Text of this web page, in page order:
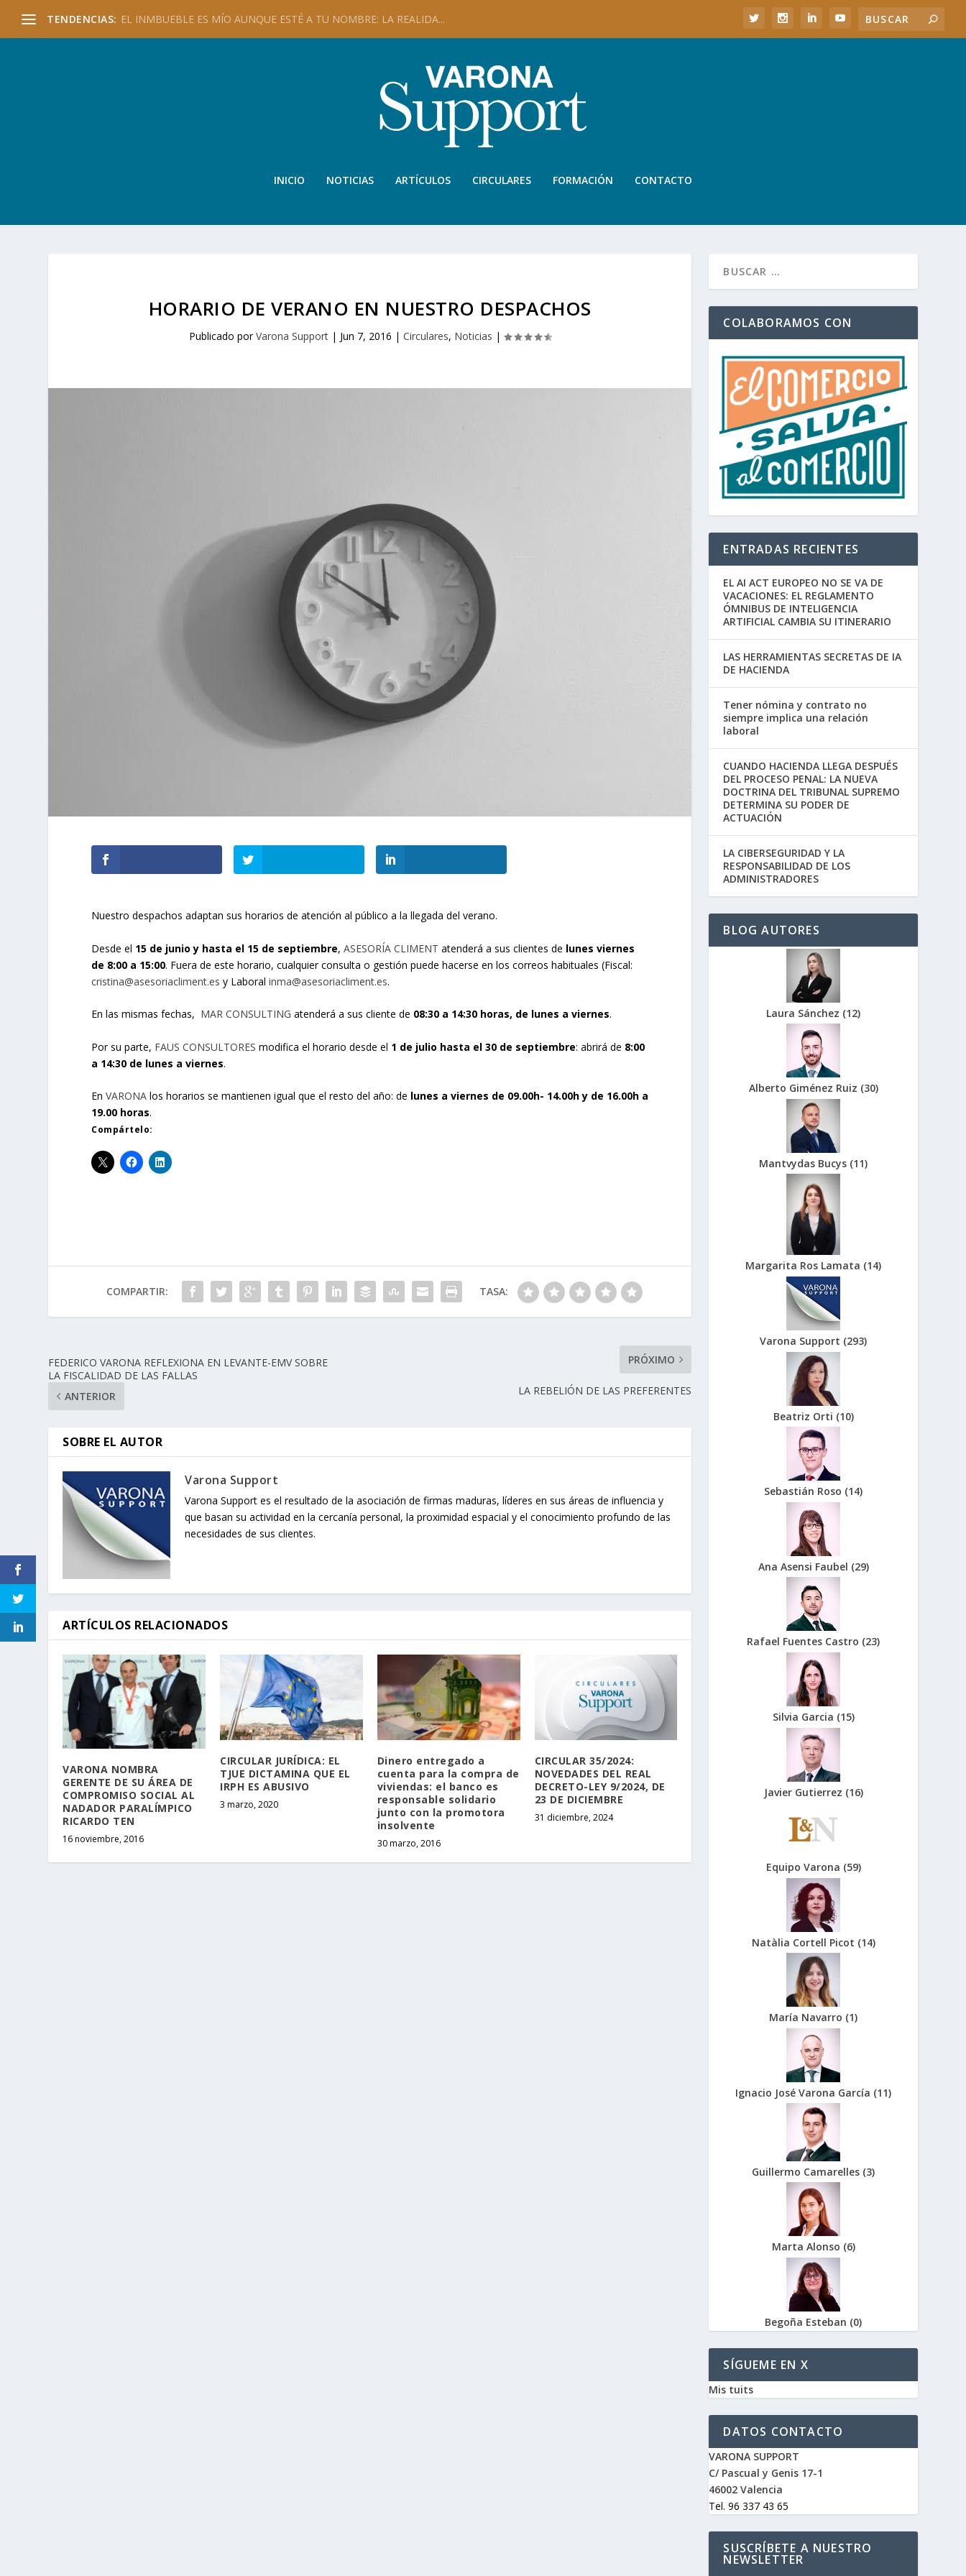
TENDENCIAS: EL INMBUEBLE ES MÍO AUNQUE ESTÉ A TU NOMBRE: LA REALIDA...
INICIO NOTICIAS ARTÍCULOS CIRCULARES FORMACIÓN CONTACTO
HORARIO DE VERANO EN NUESTRO DESPACHOS
Publicado porVarona Support| Jun 7, 2016 | Circulares, Noticias |
Nuestro despachos adaptan sus horarios de atención al público a la llegada del verano.
Desde el 15 de junio y hasta el 15 de septiembre,ASESORÍA CLIMENT atenderá a sus clientes de lunes viernes
de 8:00 a 15:00. Fuera de este horario, cualquier consulta o gestión puede hacerse en los correos habituales (Fiscal:
cristina@asesoriacliment.es y Laboralinma@asesoriacliment.es.
En las mismas fechas, MAR CONSULTING atenderá a sus cliente de 08:30 a 14:30 horas, de lunes a viernes.
Por su parte, FAUS CONSULTORES modifica el horario desde el 1 de julio hasta el 30 de septiembre: abrirá de 8:00
a 14:30 de lunes a viernes.
EnVARONA los horarios se mantienen igual que el resto del año: de lunes a viernes de 09.00h- 14.00h y de 16.00h a
19.00 horas.
Compártelo:
COMPARTIR: TASA:
FEDERICO VARONA REFLEXIONA EN LEVANTE-EMV SOBRE
LA FISCALIDAD DE LAS FALLAS
ANTERIOR
PRÓXIMO
LA REBELIÓN DE LAS PREFERENTES
SOBRE EL AUTOR
Varona Support
Varona Support es el resultado de la asociación de firmas maduras, líderes en sus áreas de influencia y
que basan su actividad en la cercanía personal, la proximidad espacial y el conocimiento profundo de las
necesidades de sus clientes.
ARTÍCULOS RELACIONADOS
VARONA NOMBRA
GERENTE DE SU ÁREA DE
COMPROMISO SOCIAL AL
NADADOR PARALÍMPICO
RICARDO TEN
16 noviembre, 2016
CIRCULAR JURÍDICA: EL
TJUE DICTAMINA QUE EL
IRPH ES ABUSIVO
3 marzo, 2020
Dinero entregado a
cuenta para la compra de
viviendas: el banco es
responsable solidario
junto con la promotora
insolvente
30 marzo, 2016
CIRCULAR 35/2024:
NOVEDADES DEL REAL
DECRETO-LEY 9/2024, DE
23 DE DICIEMBRE
31 diciembre, 2024
COLABORAMOS CON
ENTRADAS RECIENTES
EL AI ACT EUROPEO NO SE VA DE
VACACIONES: EL REGLAMENTO
ÓMNIBUS DE INTELIGENCIA
ARTIFICIAL CAMBIA SU ITINERARIO
LAS HERRAMIENTAS SECRETAS DE IA
DE HACIENDA
Tener nómina y contrato no
siempre implica una relación
laboral
CUANDO HACIENDA LLEGA DESPUÉS
DEL PROCESO PENAL: LA NUEVA
DOCTRINA DEL TRIBUNAL SUPREMO
DETERMINA SU PODER DE
ACTUACIÓN
LA CIBERSEGURIDAD Y LA
RESPONSABILIDAD DE LOS
ADMINISTRADORES
BLOG AUTORES
Laura Sánchez (12)
Alberto Giménez Ruiz (30)
Mantvydas Bucys (11)
Margarita Ros Lamata (14)
Varona Support (293)
Beatriz Orti (10)
Sebastián Roso (14)
Ana Asensi Faubel (29)
Rafael Fuentes Castro (23)
Silvia Garcia (15)
Javier Gutierrez (16)
Equipo Varona (59)
Natàlia Cortell Picot (14)
María Navarro (1)
Ignacio José Varona García (11)
Guillermo Camarelles (3)
Marta Alonso (6)
Begoña Esteban (0)
SÍGUEME EN X
Mis tuits
DATOS CONTACTO
VARONA SUPPORT
C/ Pascual y Genis 17-1
46002 Valencia
Tel. 96 337 43 65
SUSCRÍBETE A NUESTRO
NEWSLETTER